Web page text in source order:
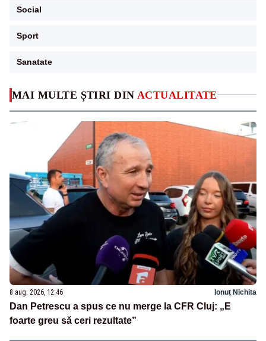
MAI MULTE ȘTIRI DIN ACTUALITATE
8 aug. 2026, 12:46 Ionuț Nichita
Dan Petrescu a spus ce nu merge la CFR Cluj: „E
foarte greu să ceri rezultate”
Social
Sport
Sanatate